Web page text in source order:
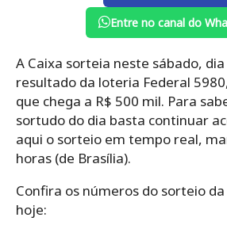
Entre no canal do
A Caixa sorteia neste sábado,
resultado da loteria Federal
que chega a R$ 500 mil. Para
sortudo do dia basta continuar
aqui o sorteio em tempo real,
horas (de Brasília).
Confira os números do sorteio
hoje: